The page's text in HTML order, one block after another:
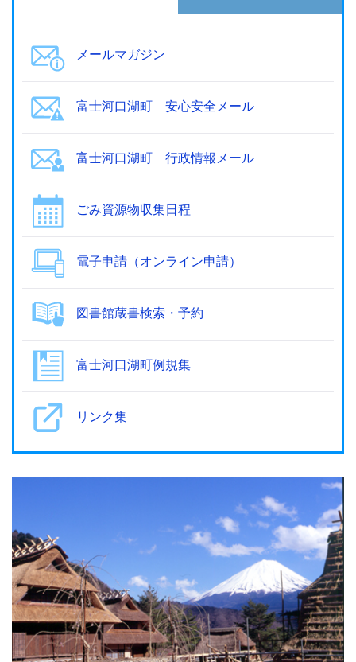
メールマガジン
富士河口湖町 安心安全メール
富士河口湖町 行政情報メール
ごみ資源物収集日程
電子申請（オンライン申請）
図書館蔵書検索・予約
富士河口湖町例規集
リンク集